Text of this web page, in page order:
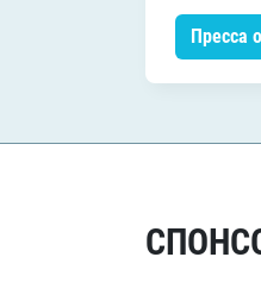
Пресса